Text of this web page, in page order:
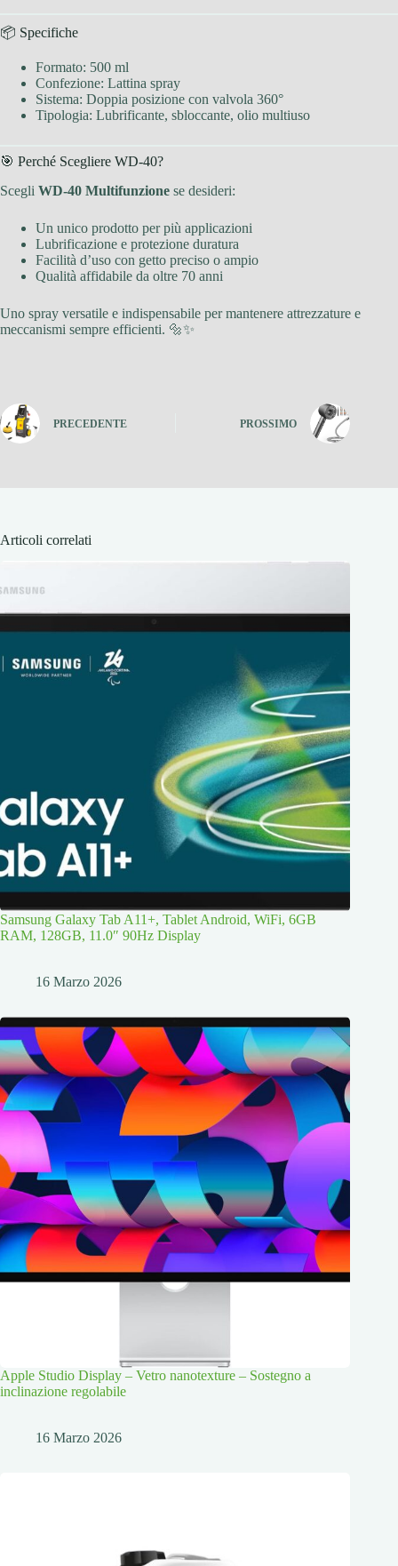
📦 Specifiche
Formato: 500 ml
Confezione: Lattina spray
Sistema: Doppia posizione con valvola 360°
Tipologia: Lubrificante, sbloccante, olio multiuso
🎯 Perché Scegliere WD-40?
Scegli WD-40 Multifunzione se desideri:
Un unico prodotto per più applicazioni
Lubrificazione e protezione duratura
Facilità d’uso con getto preciso o ampio
Qualità affidabile da oltre 70 anni
Uno spray versatile e indispensabile per mantenere attrezzature e
meccanismi sempre efficienti. 🔩✨
PRECEDENTE PROSSIMO
Articoli correlati
Samsung Galaxy Tab A11+, Tablet Android, WiFi, 6GB
RAM, 128GB, 11.0″ 90Hz Display
16 Marzo 2026
Apple Studio Display – Vetro nanotexture – Sostegno a
inclinazione regolabile
16 Marzo 2026